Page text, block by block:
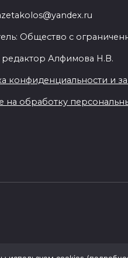
Общество с
редактор Алфимова Н.В.
конфиденциальности и
на обработку